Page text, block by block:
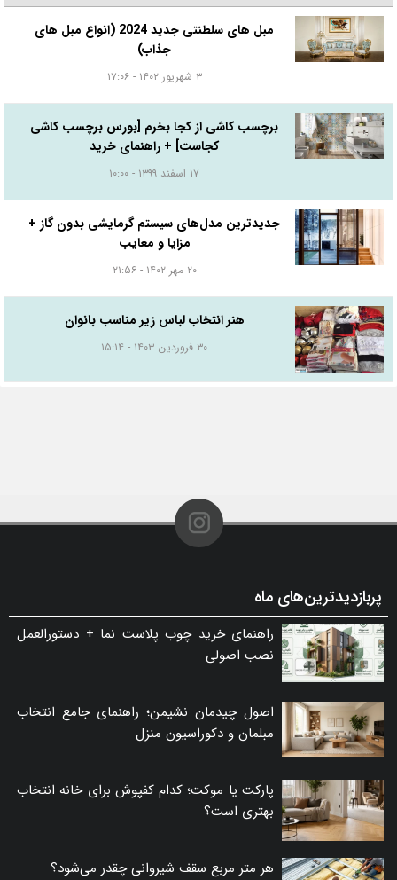
مبل های سلطنتی جدید 2024 (انواع مبل های
جذاب)
برچسب کاشی از کجا بخرم [بورس برچسب کاشی
کجاست] + راهنمای خرید
جدیدترین مدل‌های سیستم گرمایشی بدون گاز +
مزایا و معایب
۲۰ مهر ۱۴۰۲ - ۲۱:۵۶
هنر انتخاب لباس زیر مناسب بانوان
۳۰ فروردین ۱۴۰۳ - ۱۵:۱۴
پربازدیدترین‌های ماه
راهنمای خرید چوب پلاست نما + دستورالعمل
نصب اصولی
اصول چیدمان نشیمن؛ راهنمای جامع انتخاب
مبلمان و دکوراسیون منزل
پارکت یا موکت؛ کدام کفپوش برای خانه انتخاب
بهتری است؟
هر متر مربع سقف شیروانی چقدر می‌شود؟